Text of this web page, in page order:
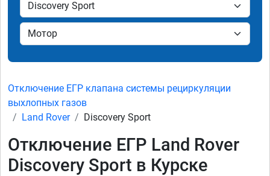
Отключение ЕГР клапана системы рециркуляции
выхлопных газов
Land Rover
Discovery Sport
Отключение ЕГР Land Rover
Discovery Sport в Курске